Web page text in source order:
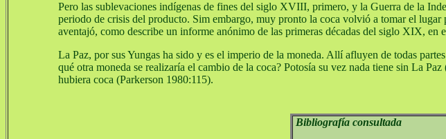
Pero las sublevaciones indígenas de fines del siglo XVIII, primero, y la Guerra de la
periodo de crisis del producto. Sim embargo, muy pronto la coca volvió a tomar el
aventajó, como describe un informe anónimo de las primeras décadas del siglo XIX, en
La Paz, por sus Yungas ha sido y es el imperio de la moneda. Allí afluyen de todas
qué otra moneda se realizaría el cambio de la coca? Potosía su vez nada tiene sin La
hubiera coca (Parkerson 1980:115).
Bibliografía consultada